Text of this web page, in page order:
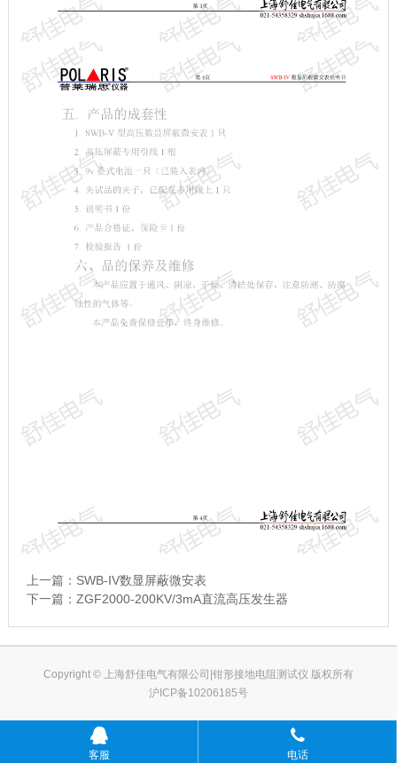
上一篇： SWB-IV数显屏蔽微安表
下一篇： ZGF2000-200KV/3mA直流高压发生器
Copyright © 上海舒佳电气有限公司|钳形接地电阻测试仪 版权所有
沪ICP备10206185号
客服 电话